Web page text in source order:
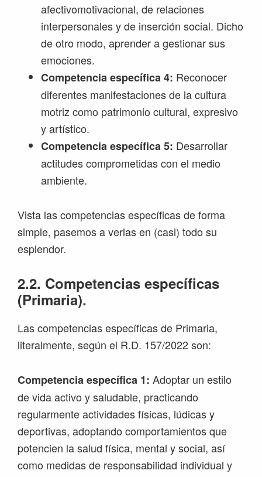
afectivomotivacional, de relaciones
interpersonales y de inserción social. Dicho
de otro modo, aprender a gestionar sus
emociones.
Competencia específica 4: Reconocer
diferentes manifestaciones de la cultura
motriz como patrimonio cultural, expresivo
y artístico.
Competencia específica 5: Desarrollar
actitudes comprometidas con el medio
ambiente.
Vista las competencias específicas de forma
simple, pasemos a verlas en (casi) todo su
esplendor.
2.2. Competencias específicas
(Primaria).
Las competencias específicas de Primaria,
literalmente, según el R.D. 157/2022 son:
Competencia específica 1: Adoptar un estilo
de vida activo y saludable, practicando
regularmente actividades físicas, lúdicas y
deportivas, adoptando comportamientos que
potencien la salud física, mental y social, así
como medidas de responsabilidad individual y